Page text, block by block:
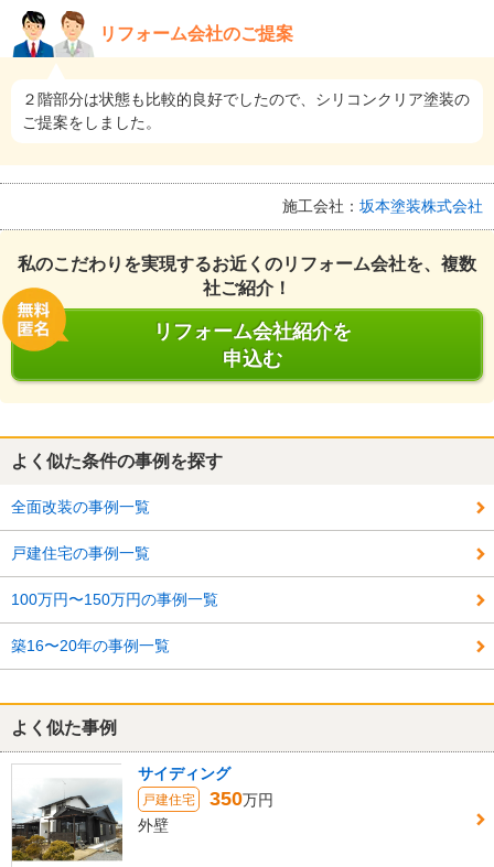
リフォーム会社のご提案
２階部分は状態も比較的良好でしたので、シリコンクリア塗装の
ご提案をしました。
施工会社： 坂本塗装株式会社
私のこだわりを実現するお近くのリフォーム会社を、複数
社ご紹介！
リフォーム会社紹介を
申込む
よく似た条件の事例を探す
全面改装の事例一覧
戸建住宅の事例一覧
100万円〜150万円の事例一覧
築16〜20年の事例一覧
よく似た事例
サイディング
戸建住宅 350万円
外壁